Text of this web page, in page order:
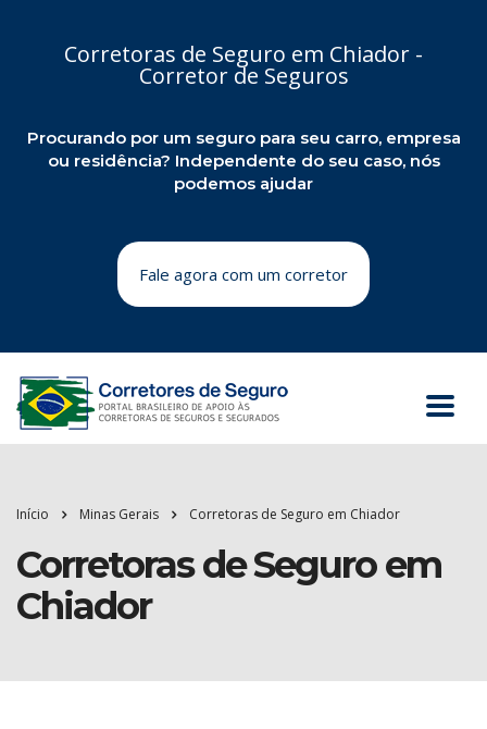
Corretoras de Seguro em Chiador -
Corretor de Seguros
Procurando por um seguro para seu carro, empresa
ou residência? Independente do seu caso, nós
podemos ajudar
Fale agora com um corretor
Início Minas Gerais Corretoras de Seguro em Chiador
Corretoras de Seguro em
Chiador